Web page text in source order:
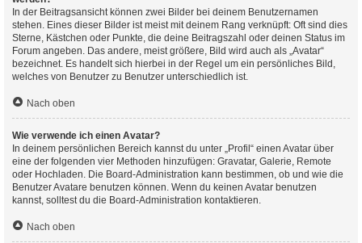
In der Beitragsansicht können zwei Bilder bei deinem Benutzernamen
stehen. Eines dieser Bilder ist meist mit deinem Rang verknüpft: Oft sind dies
Sterne, Kästchen oder Punkte, die deine Beitragszahl oder deinen Status im
Forum angeben. Das andere, meist größere, Bild wird auch als „Avatar“
bezeichnet. Es handelt sich hierbei in der Regel um ein persönliches Bild,
welches von Benutzer zu Benutzer unterschiedlich ist.
Nach oben
Wie verwende ich einen Avatar?
In deinem persönlichen Bereich kannst du unter „Profil“ einen Avatar über
eine der folgenden vier Methoden hinzufügen: Gravatar, Galerie, Remote
oder Hochladen. Die Board-Administration kann bestimmen, ob und wie die
Benutzer Avatare benutzen können. Wenn du keinen Avatar benutzen
kannst, solltest du die Board-Administration kontaktieren.
Nach oben